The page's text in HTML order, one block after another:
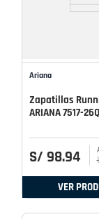
Ariana
Zapatillas
ARIANA 7517-
S/ 98.94
VER